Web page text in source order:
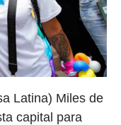
Latina) Miles de
capital para